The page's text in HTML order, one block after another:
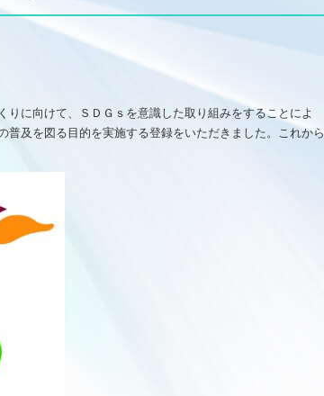
りに向けて、ＳＤＧｓを意識した取り組みをすることによ
及を図る目的を実施する登録をいただきました。これから